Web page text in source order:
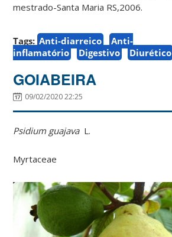
mestrado-Santa Maria RS,2006.
Tags: Anti-diarreico
Anti-
inflamatório
Digestivo Diurético
GOIABEIRA
09/02/2020 22:25
Psidium guajavaL.
Myrtaceae